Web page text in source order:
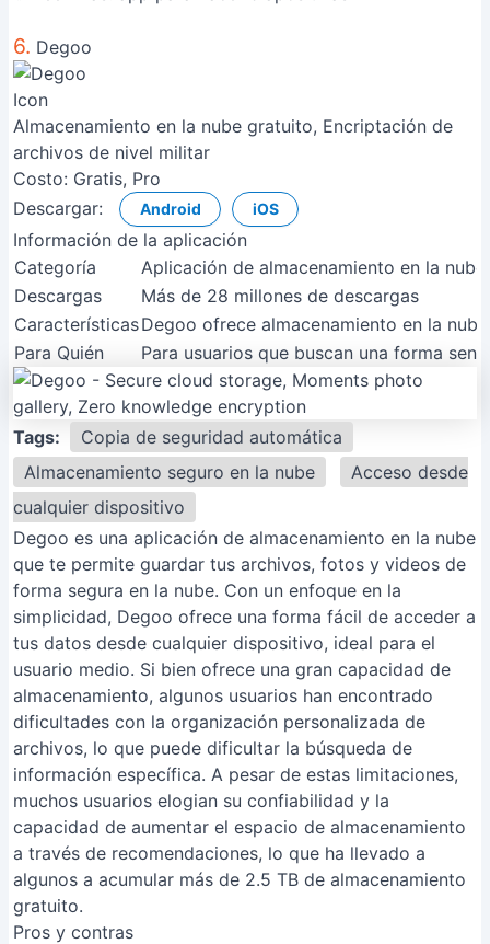
6. Degoo
Almacenamiento en la nube gratuito, Encriptación de
archivos de nivel militar
Costo: Gratis, Pro
Descargar:
Android iOS
Información de la aplicación
Categoría
Aplicación de almacenamiento en la nube
Descargas
Más de 28 millones de descargas
CaracterísticasDegoo ofrece almacenamiento en la
Para Quién
Para usuarios que buscan una forma
Tags:
Copia de seguridad automática
Almacenamiento seguro en la nube
Acceso desde
cualquier dispositivo
Degoo es una aplicación de almacenamiento en la nube
que te permite guardar tus archivos, fotos y videos de
forma segura en la nube. Con un enfoque en la
simplicidad, Degoo ofrece una forma fácil de acceder a
tus datos desde cualquier dispositivo, ideal para el
usuario medio. Si bien ofrece una gran capacidad de
almacenamiento, algunos usuarios han encontrado
dificultades con la organización personalizada de
archivos, lo que puede dificultar la búsqueda de
información específica. A pesar de estas limitaciones,
muchos usuarios elogian su confiabilidad y la
capacidad de aumentar el espacio de almacenamiento
a través de recomendaciones, lo que ha llevado a
algunos a acumular más de 2.5 TB de almacenamiento
gratuito.
Pros y contras